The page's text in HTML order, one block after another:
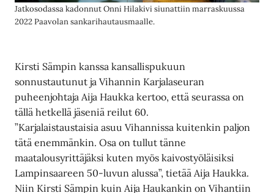
Jatkosodassa kadonnut Onni Hilakivi siunattiin marraskuussa
2022 Paavolan sankarihautausmaalle.
Kirsti Sämpin kanssa kansallispukuun
sonnustautunut ja Vihannin Karjalaseuran
puheenjohtaja Aija Haukka kertoo, että seurassa on
tällä hetkellä jäseniä reilut 60.
”Karjalaistaustaisia asuu Vihannissa kuitenkin paljon
tätä enemmänkin. Osa on tullut tänne
maatalousyrittäjäksi kuten myös kaivostyöläisiksi
Lampinsaareen 50-luvun alussa”, tietää Aija Haukka.
Niin Kirsti Sämpin kuin Aija Haukankin on Vihantiin